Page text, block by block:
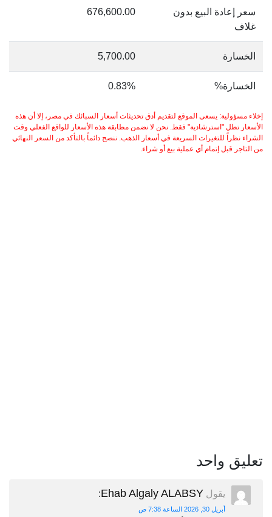
سعر إعادة البيع بدون
غلاف
676,600.00
الخسارة 5,700.00
الخسارة% 0.83%
إخلاء مسؤولية: يسعى الموقع لتقديم أدق تحديثات أسعار السبائك في مصر، إلا أن هذه
الأسعار تظل "استرشادية" فقط. نحن لا نضمن مطابقة هذه الأسعار للواقع الفعلي وقت
الشراء نظراً للتغيرات السريعة في أسعار الذهب. ننصح دائماً بالتأكد من السعر النهائي
من التاجر قبل إتمام أي عملية بيع أو شراء.
تعليق واحد
يقول Ehab Algaly ALABSY
:
أبريل 30, 2026 الساعة 7:38 ص